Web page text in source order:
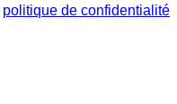
politique de confidentialité